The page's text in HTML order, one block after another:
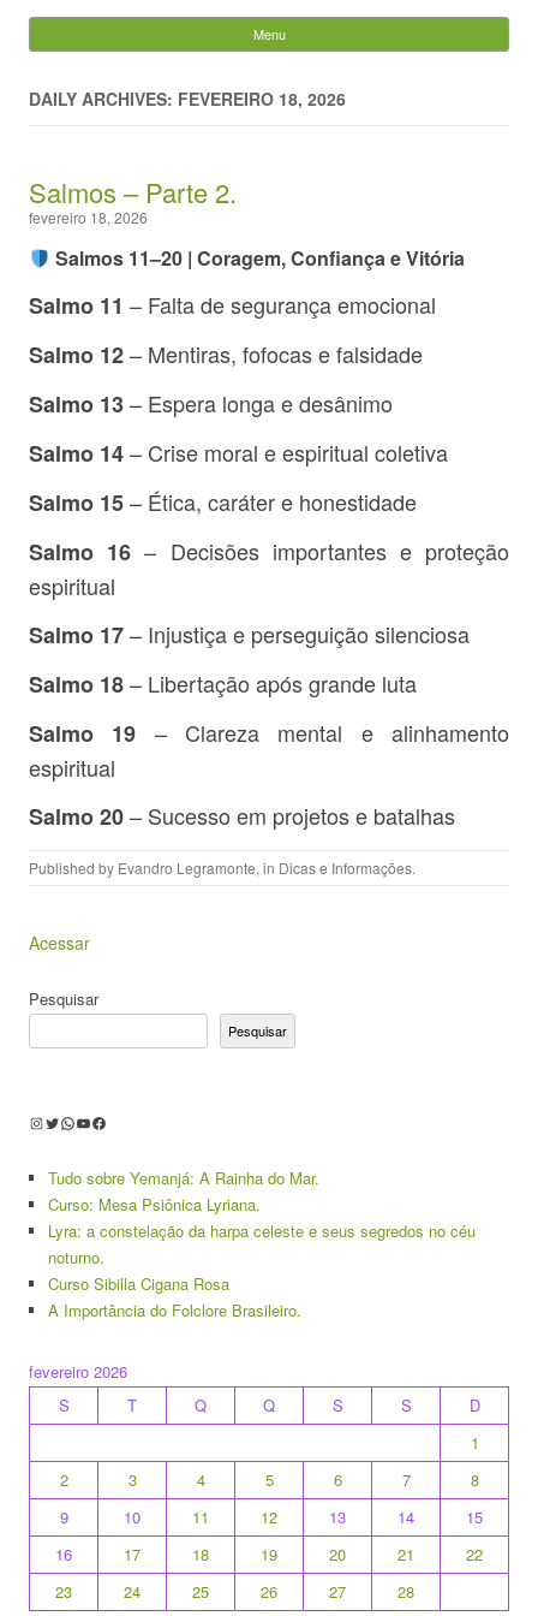
Evandro Legramonte
por:
Menu
DAILY ARCHIVES: FEVEREIRO 18, 2026
Salmos – Parte 2.
fevereiro 18, 2026
Salmos 11–20 | Coragem, Confiança e Vitória
Salmo 11 – Falta de segurança emocional
Salmo 12– Mentiras, fofocas e falsidade
Salmo 13– Espera longa e desânimo
Salmo 14– Crise moral e espiritual coletiva
Salmo 15– Ética, caráter e honestidade
Salmo 16 – Decisões importantes e proteção
espiritual
Salmo 17– Injustiça e perseguição silenciosa
Salmo 18– Libertação após grande luta
Salmo 19 – Clareza mental e alinhamento
espiritual
Salmo 20– Sucesso em projetos e batalhas
Published by Evandro Legramonte, in Dicas e Informações.
Acessar
Pesquisar
Pesquisar
Instagram
Twitter
WhatsApp
Youtube
Facebook
Tudo sobre Yemanjá: A Rainha do Mar.
Curso: Mesa Psiônica Lyriana.
Lyra: a constelação da harpa celeste e seus segredos no céu
noturno.
Curso Sibilla Cigana Rosa
A Importância do Folclore Brasileiro.
fevereiro 2026
S
T Q Q S S
D
1
2
3 4 5 6 7
8
9
10 11 12 13 14
15
16
17 18 19 20 21
22
23
24 25 26 27
28